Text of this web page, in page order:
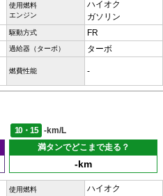
使用燃料
エンジン
ハイオク
ガソリン
駆動方式 FR
過給器（ターボ） ターボ
燃費性能 -
10・15
-km/L
満タンでどこまで走る？
-km
使用燃料
ハイオク